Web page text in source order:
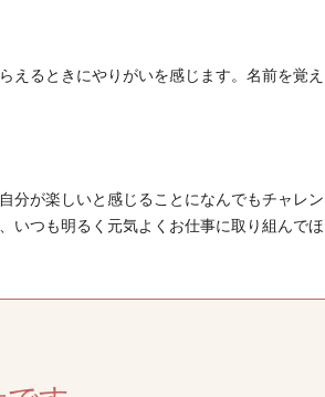
えるときにやりがいを感じます。名前を覚え
分が楽しいと感じることになんでもチャレン
いつも明るく元気よくお仕事に取り組んでほ